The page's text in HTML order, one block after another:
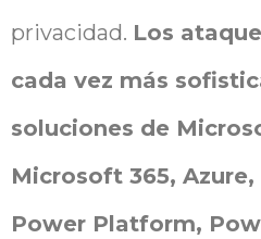
privacidad. Los
cada vez más
soluciones de
Microsoft 365, Azure,
Power Platform,